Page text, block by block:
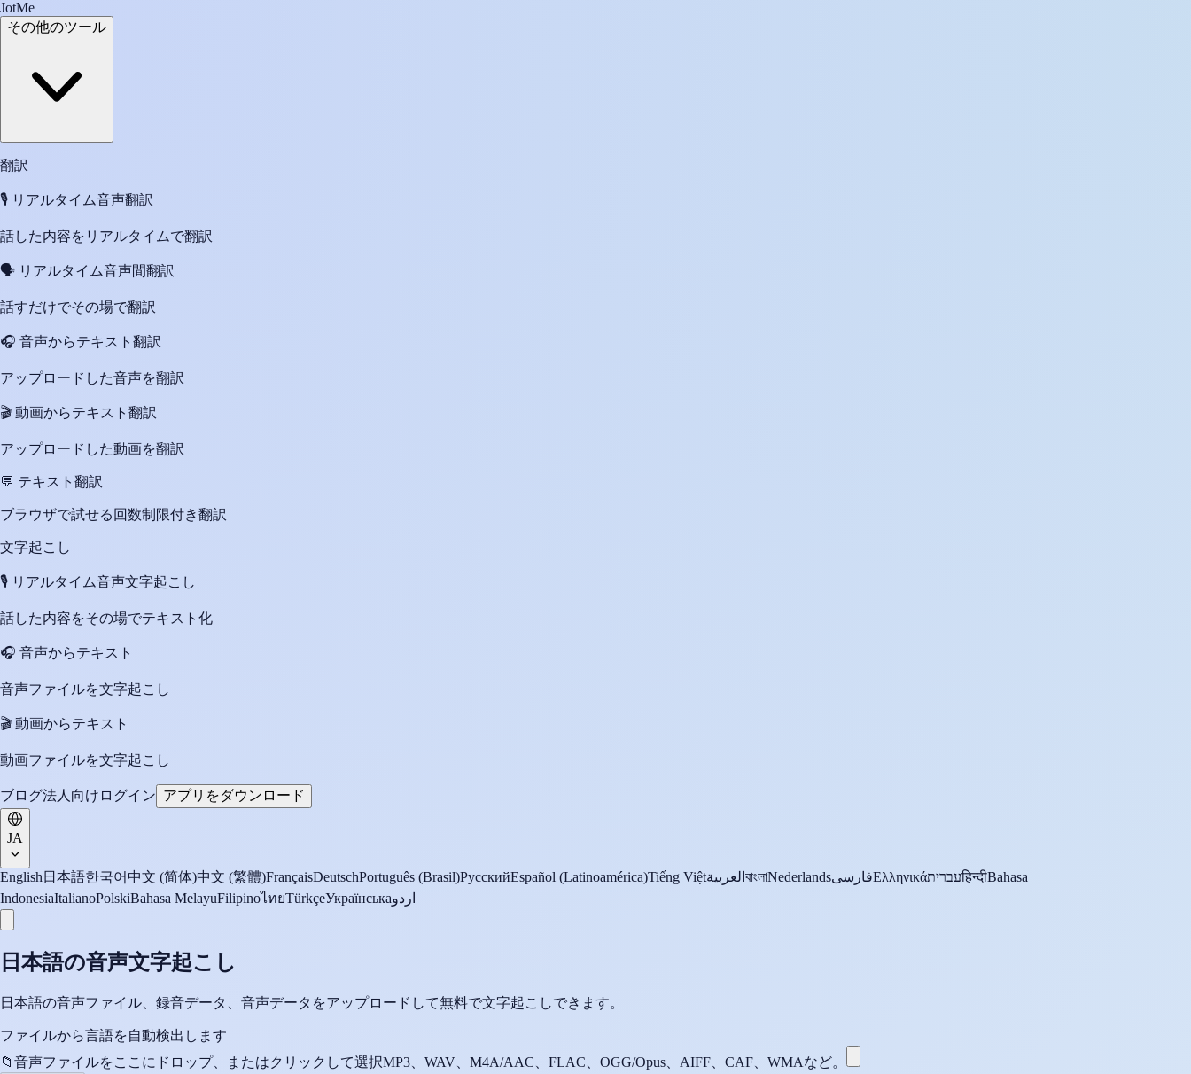
JotMe
その他のツール
翻訳
🎙️ リアルタイム音声翻訳
話した内容をリアルタイムで翻訳
🗣️ リアルタイム音声間翻訳
話すだけでその場で翻訳
🎧 音声からテキスト翻訳
アップロードした音声を翻訳
🎬 動画からテキスト翻訳
アップロードした動画を翻訳
💬 テキスト翻訳
ブラウザで試せる回数制限付き翻訳
文字起こし
🎙️ リアルタイム音声文字起こし
話した内容をその場でテキスト化
🎧 音声からテキスト
音声ファイルを文字起こし
🎬 動画からテキスト
動画ファイルを文字起こし
ブログ法人向け ログイン アプリをダウンロード
JA
English 日本語한국어中文 (简体)中文 (繁體)FrançaisDeutschPortuguês (Brasil)РусскийEspañol (Latinoamérica)Tiếng Việtالعربية বাংলাNederlandsفارسیΕλληνικάעבריתहिन्दीBahasa
IndonesiaItalianoPolskiBahasa MelayuFilipinoไทยTürkçeУкраїнськаاردو
日本語の音声文字起こし
日本語の音声ファイル、録音データ、音声データをアップロードして無料で文字起こしできます。
ファイルから言語を自動検出します
📁 音声ファイルをここにドロップ、またはクリックして選択MP3、WAV、M4A/AAC、FLAC、OGG/Opus、AIFF、CAF、WMAなど。